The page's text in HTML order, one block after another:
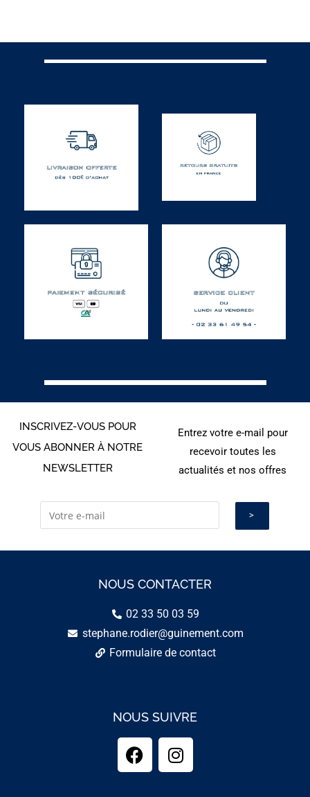
INSCRIVEZ-VOUS POUR
VOUS ABONNER À NOTRE
NEWSLETTER
Entrez votre e-mail pour
recevoir toutes les
actualités et nos offres
NOUS CONTACTER
02 33 50 03 59
stephane.rodier@guinement.com
Formulaire de contact
NOUS SUIVRE